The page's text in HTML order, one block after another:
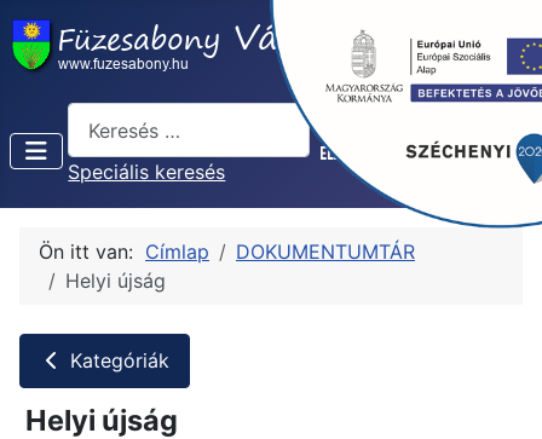
Keresés...
Speciális keresés
Ön itt van: Címlap
DOKUMENTUMTÁR
Helyi újság
Kategóriák
Helyi újság